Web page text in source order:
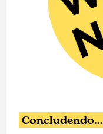
Concludendo…